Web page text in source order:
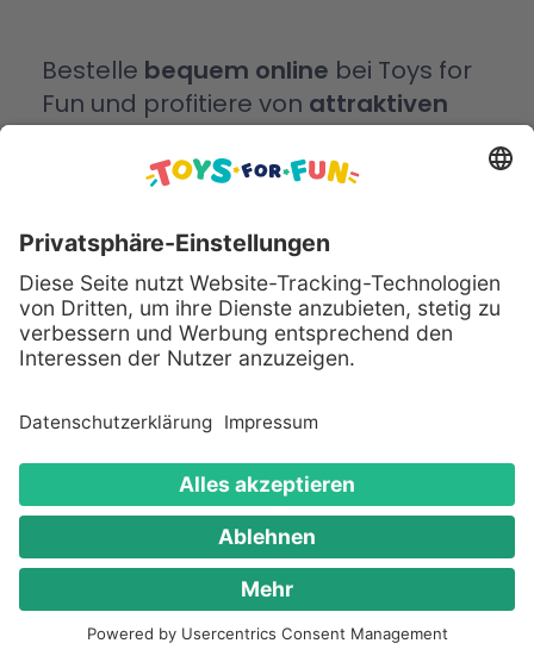
Bestelle bequem online bei Toys for
Fun und profitiere von attraktiven
Mach deinem Kind mit LEGO® eine
Hier kannst Du Dich für unseren
Newsletter anmelden